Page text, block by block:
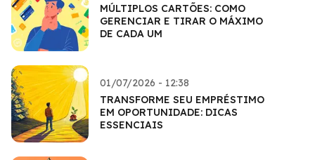
MÚLTIPLOS CARTÕES: COMO
GERENCIAR E TIRAR O MÁXIMO
DE CADA UM
01/07/2026 - 12:38
TRANSFORME SEU EMPRÉSTIMO
EM OPORTUNIDADE: DICAS
ESSENCIAIS